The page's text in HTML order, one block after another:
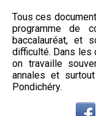
Tous ces
programme de
baccalauréat, et
difficulté. Dans les
on travaille
annales et
Pondichéry.